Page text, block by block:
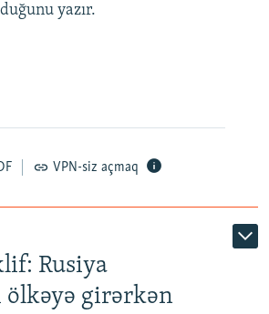
yazır.
VPN-siz açmaq
Rusiya
ölkəyə girərkən